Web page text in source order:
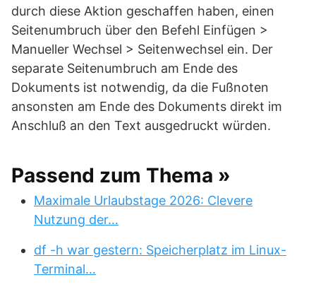
durch diese Aktion geschaffen haben, einen
Seitenumbruch über den Befehl Einfügen >
Manueller Wechsel > Seitenwechsel ein. Der
separate Seitenumbruch am Ende des
Dokuments ist notwendig, da die Fußnoten
ansonsten am Ende des Dokuments direkt im
Anschluß an den Text ausgedruckt würden.
Passend zum Thema »
Maximale Urlaubstage 2026: Clevere
Nutzung der…
df -h war gestern: Speicherplatz im Linux-
Terminal…